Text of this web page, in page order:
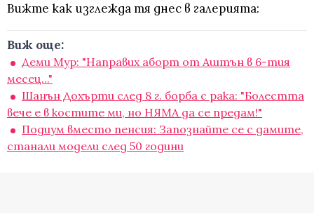
Вижте как изглежда тя днес в галерията:
Виж още:
Деми Мур: "Направих аборт от Аштън в 6-тия
месец..."
Шанън Дохърти след 8 г. борба с рака: "Болестта
вече е в костите ми, но НЯМА да се предам!"
Подиум вместо пенсия: Запознайте се с дамите,
станали модели след 50 години